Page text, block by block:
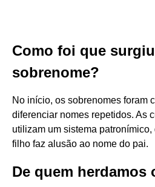
Como foi que
sobrenome?
No início, os sobrenomes foram
diferenciar nomes repetidos. As
utilizam um sistema
filho faz alusão ao nome do pai.
De quem herdamos